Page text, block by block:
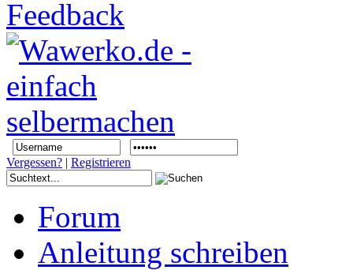
Vergessen? | Registrieren
Forum
Anleitung schreiben